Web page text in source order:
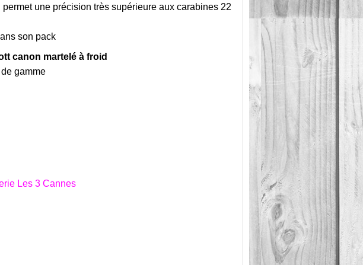
une précision très supérieure aux carabines 22
son pack
canon martelé à froid
de gamme
Les 3 Cannes